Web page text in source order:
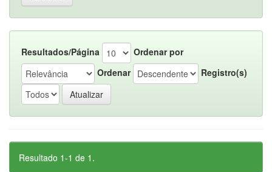
Resultados/Página
Ordenar por
Ordenar
Registro(s)
Resultado 1-1 de 1.